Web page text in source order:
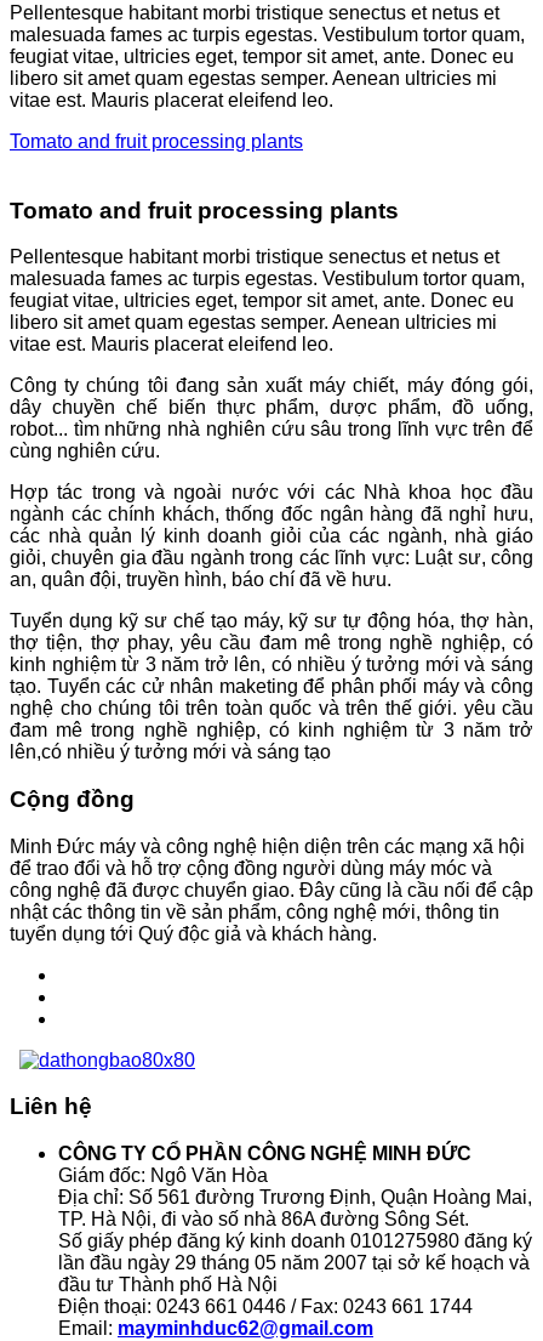
Pellentesque habitant morbi tristique senectus et netus et
malesuada fames ac turpis egestas. Vestibulum tortor quam,
feugiat vitae, ultricies eget, tempor sit amet, ante. Donec eu
libero sit amet quam egestas semper. Aenean ultricies mi
vitae est. Mauris placerat eleifend leo.
Tomato and fruit processing plants
Tomato and fruit processing plants
Pellentesque habitant morbi tristique senectus et netus et
malesuada fames ac turpis egestas. Vestibulum tortor quam,
feugiat vitae, ultricies eget, tempor sit amet, ante. Donec eu
libero sit amet quam egestas semper. Aenean ultricies mi
vitae est. Mauris placerat eleifend leo.
Công ty chúng tôi đang sản xuất máy chiết, máy đóng gói,
dây chuyền chế biến thực phẩm, dược phẩm, đồ uống,
robot... tìm những nhà nghiên cứu sâu trong lĩnh vực trên để
cùng nghiên cứu.
Hợp tác trong và ngoài nước với các Nhà khoa học đầu
ngành các chính khách, thống đốc ngân hàng đã nghỉ hưu,
các nhà quản lý kinh doanh giỏi của các ngành, nhà giáo
giỏi, chuyên gia đầu ngành trong các lĩnh vực: Luật sư, công
an, quân đội, truyền hình, báo chí đã về hưu.
Tuyển dụng kỹ sư chế tạo máy, kỹ sư tự động hóa, thợ hàn,
thợ tiện, thợ phay, yêu cầu đam mê trong nghề nghiệp, có
kinh nghiệm từ 3 năm trở lên, có nhiều ý tưởng mới và sáng
tạo. Tuyển các cử nhân maketing để phân phối máy và công
nghệ cho chúng tôi trên toàn quốc và trên thế giới. yêu cầu
đam mê trong nghề nghiệp, có kinh nghiệm từ 3 năm trở
lên,có nhiều ý tưởng mới và sáng tạo
Cộng đồng
Minh Đức máy và công nghệ hiện diện trên các mạng xã hội
để trao đổi và hỗ trợ cộng đồng người dùng máy móc và
công nghệ đã được chuyển giao. Đây cũng là cầu nối để cập
nhật các thông tin về sản phẩm, công nghệ mới, thông tin
tuyển dụng tới Quý độc giả và khách hàng.
Liên hệ
CÔNG TY CỔ PHẦN CÔNG NGHỆ MINH ĐỨC
Giám đốc: Ngô Văn Hòa
Địa chỉ: Số 561 đường Trương Định, Quận Hoàng Mai,
TP. Hà Nội, đi vào số nhà 86A đường Sông Sét.
Số giấy phép đăng ký kinh doanh 0101275980 đăng ký
lần đầu ngày 29 tháng 05 năm 2007 tại sở kế hoạch và
đầu tư Thành phố Hà Nội
Điện thoại: 0243 661 0446 / Fax: 0243 661 1744
Email: mayminhduc62@gmail.com